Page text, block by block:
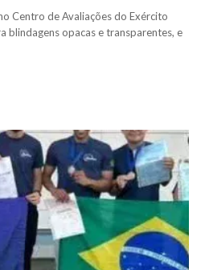
Centro de Avaliações do Exército
blindagens opacas e transparentes, e